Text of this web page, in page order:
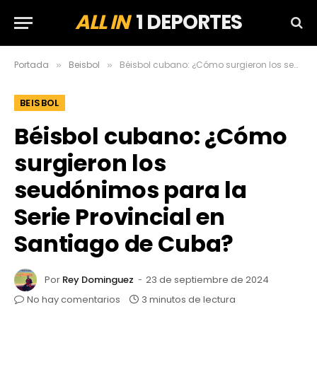
ALL IN1 DEPORTES
Portada » Beisbol » Béisbol cubano: ¿Cómo surgieron los seudónimos para la Serie Provincial en Santiago de Cuba?
BEISBOL
Béisbol cubano: ¿Cómo
surgieron los
seudónimos para la
Serie Provincial en
Santiago de Cuba?
Por Rey Dominguez
23 de septiembre de 2024
No hay comentarios
3 minutos de lectura